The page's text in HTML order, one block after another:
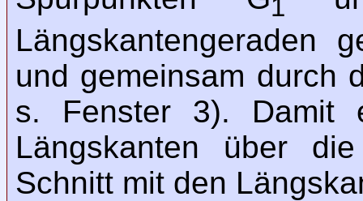
1
Längskantengeraden
und gemeinsam durch
s. Fenster 3). Damit
Längskanten über
Schnitt mit den